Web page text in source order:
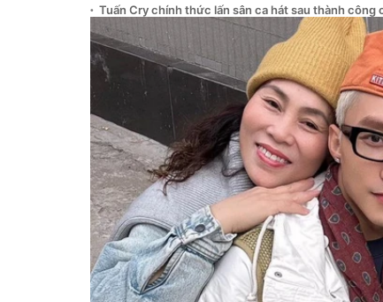
Tuấn Cry chính thức lấn sân ca hát sau thành công